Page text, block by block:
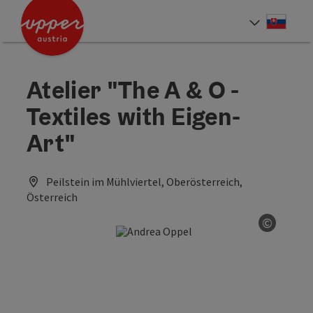
Accesskey
Accesskey
Atelier "The A & O -
Textiles with Eigen-
Art"
Peilstein im Mühlviertel, Oberösterreich,
Österreich
©